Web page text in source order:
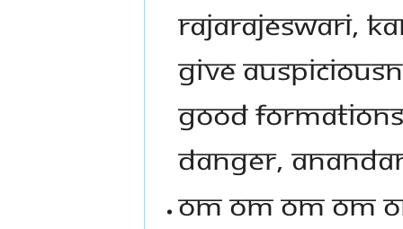
Rajarajeswari,
give
good
danger,
Om Om Om Om